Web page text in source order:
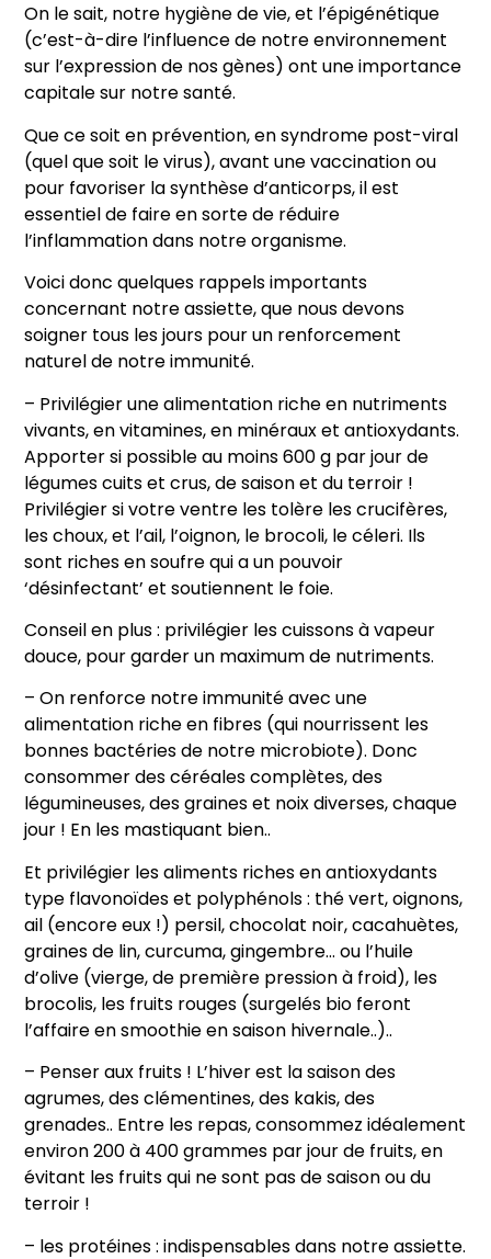
On le sait, notre hygiène de vie, et l’épigénétique
(c’est-à-dire l’influence de notre environnement
sur l’expression de nos gènes) ont une importance
capitale sur notre santé.
Que ce soit en prévention, en syndrome post-viral
(quel que soit le virus), avant une vaccination ou
pour favoriser la synthèse d’anticorps, il est
essentiel de faire en sorte de réduire
l’inflammation dans notre organisme.
Voici donc quelques rappels importants
concernant notre assiette, que nous devons
soigner tous les jours pour un renforcement
naturel de notre immunité.
– Privilégier une alimentation riche en nutriments
vivants, en vitamines, en minéraux et antioxydants.
Apporter si possible au moins 600 g par jour de
légumes cuits et crus, de saison et du terroir !
Privilégier si votre ventre les tolère les crucifères,
les choux, et l’ail, l’oignon, le brocoli, le céleri. Ils
sont riches en soufre qui a un pouvoir
‘désinfectant’ et soutiennent le foie.
Conseil en plus : privilégier les cuissons à vapeur
douce, pour garder un maximum de nutriments.
– On renforce notre immunité avec une
alimentation riche en fibres (qui nourrissent les
bonnes bactéries de notre microbiote). Donc
consommer des céréales complètes, des
légumineuses, des graines et noix diverses, chaque
jour ! En les mastiquant bien..
Et privilégier les aliments riches en antioxydants
type flavonoïdes et polyphénols : thé vert, oignons,
ail (encore eux !) persil, chocolat noir, cacahuètes,
graines de lin, curcuma, gingembre… ou l’huile
d’olive (vierge, de première pression à froid), les
brocolis, les fruits rouges (surgelés bio feront
l’affaire en smoothie en saison hivernale..)..
– Penser aux fruits ! L’hiver est la saison des
agrumes, des clémentines, des kakis, des
grenades.. Entre les repas, consommez idéalement
environ 200 à 400 grammes par jour de fruits, en
évitant les fruits qui ne sont pas de saison ou du
terroir !
– les protéines : indispensables dans notre assiette.